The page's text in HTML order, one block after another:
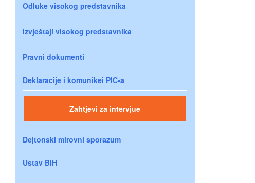
Odluke visokog predstavnika
Izvještaji visokog predstavnika
Pravni dokumenti
Deklaracije i komunikei PIC-a
Zahtjevi za intervjue
Dejtonski mirovni sporazum
Ustav BiH